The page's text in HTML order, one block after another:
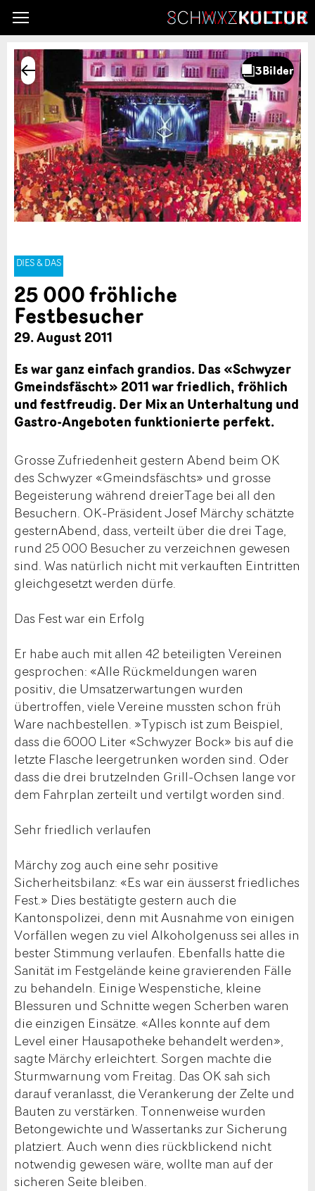
DIES & DAS
25 000 fröhliche
Festbesucher
29. August 2011
Es war ganz einfach grandios. Das «Schwyzer
Gmeindsfäscht» 2011 war friedlich, fröhlich
und festfreudig. Der Mix an Unterhaltung und
Gastro-Angeboten funktionierte perfekt.
Grosse Zufriedenheit gestern Abend beim OK
des Schwyzer «Gmeindsfäschts» und grosse
Begeisterung während dreierTage bei all den
Besuchern. OK-Präsident Josef Märchy schätzte
gesternAbend, dass, verteilt über die drei Tage,
rund 25 000 Besucher zu verzeichnen gewesen
sind. Was natürlich nicht mit verkauften Eintritten
gleichgesetzt werden dürfe.
Das Fest war ein Erfolg
Er habe auch mit allen 42 beteiligten Vereinen
gesprochen: «Alle Rückmeldungen waren
positiv, die Umsatzerwartungen wurden
übertroffen, viele Vereine mussten schon früh
Ware nachbestellen. »Typisch ist zum Beispiel,
dass die 6000 Liter «Schwyzer Bock» bis auf die
letzte Flasche leergetrunken worden sind. Oder
dass die drei brutzelnden Grill-Ochsen lange vor
dem Fahrplan zerteilt und vertilgt worden sind.
Sehr friedlich verlaufen
Märchy zog auch eine sehr positive
Sicherheitsbilanz: «Es war ein äusserst friedliches
Fest.» Dies bestätigte gestern auch die
Kantonspolizei, denn mit Ausnahme von einigen
Vorfällen wegen zu viel Alkoholgenuss sei alles in
bester Stimmung verlaufen. Ebenfalls hatte die
Sanität im Festgelände keine gravierenden Fälle
zu behandeln. Einige Wespenstiche, kleine
Blessuren und Schnitte wegen Scherben waren
die einzigen Einsätze. «Alles konnte auf dem
Level einer Hausapotheke behandelt werden»,
sagte Märchy erleichtert. Sorgen machte die
Sturmwarnung vom Freitag. Das OK sah sich
darauf veranlasst, die Verankerung der Zelte und
Bauten zu verstärken. Tonnenweise wurden
Betongewichte und Wassertanks zur Sicherung
platziert. Auch wenn dies rückblickend nicht
notwendig gewesen wäre, wollte man auf der
sicheren Seite bleiben.